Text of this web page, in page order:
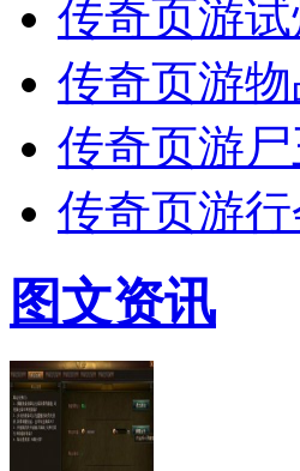
传奇页游
传奇页游
传奇页游
传奇页游
图文资讯